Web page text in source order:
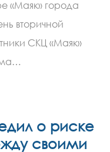
«Маяк» города
вторичной
СКЦ «Маяк»
о риске
своими